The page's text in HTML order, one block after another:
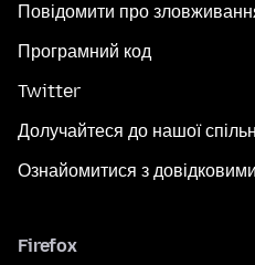
Повідомити про
Програмний код
Twitter
Долучайтеся до нашої
Ознайомитися з
Firefox